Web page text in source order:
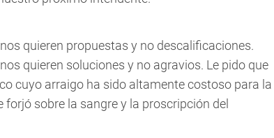
quieren propuestas y no descalificaciones.
quieren soluciones y no agravios. Le pido que
cuyo arraigo ha sido altamente costoso para la
sobre la sangre y la proscripción del